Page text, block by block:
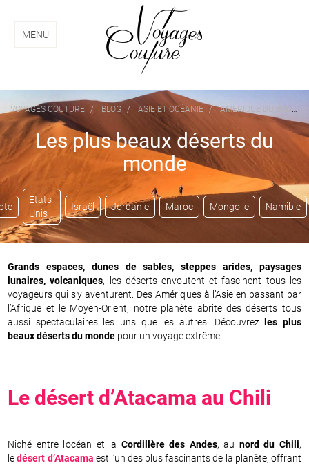
menu
contenuMENU
VOYAGES COUTURE BLOG ASIE ET OCÉANIE AMÉRIQUE DU SUD
Les plus beaux déserts du
monde
Etats-
Unis
Israël Jordanie Maroc Mongolie Namibie
Grands espaces, dunes de sables, steppes arides, paysages
lunaires, volcaniques, les déserts envoutent et fascinent tous les
voyageurs qui s’y aventurent. Des Amériques à l’Asie en passant par
l’Afrique et le Moyen-Orient, notre planète abrite des déserts tous
aussi spectaculaires les uns que les autres. Découvrez
les plus
beaux déserts du monde pour un voyage extrême.
Le désert d’Atacama au Chili
Niché entre l’océan et la Cordillère des Andes, au nord du Chili,
ledésert d’Atacama est l’un des plus fascinants de la planète, offrant